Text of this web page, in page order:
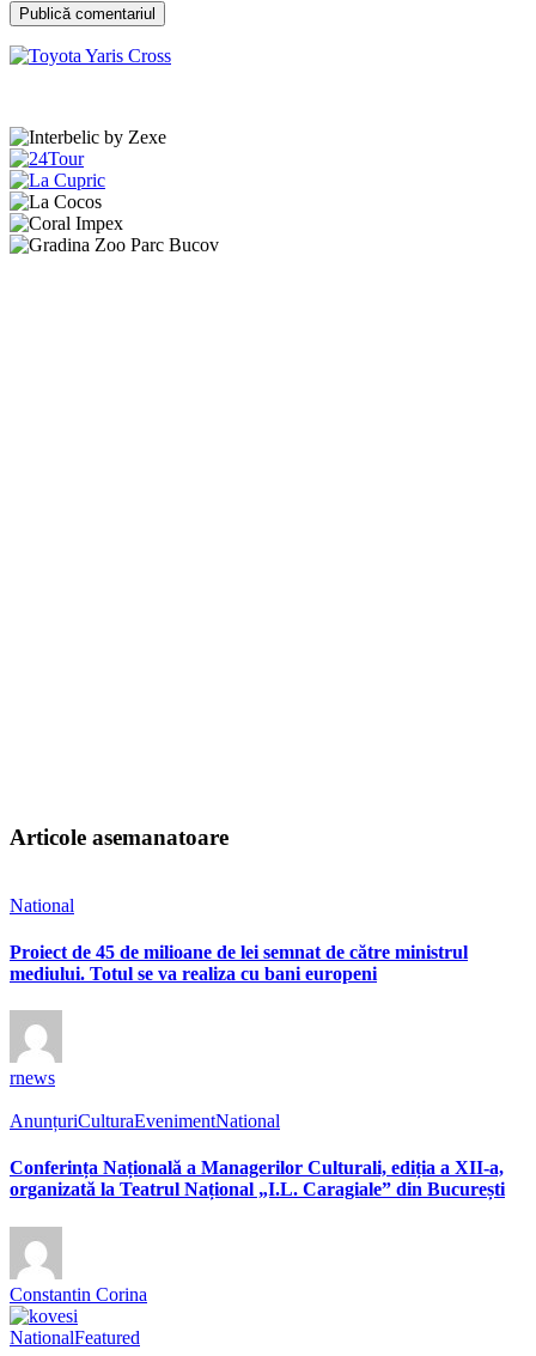
Articole asemanatoare
National
Proiect de 45 de milioane de lei semnat de către ministrul
mediului. Totul se va realiza cu bani europeni
rnews
AnunțuriCulturaEvenimentNational
Conferința Națională a Managerilor Culturali, ediția a XII-a,
organizată la Teatrul Național „I.L. Caragiale” din București
Constantin Corina
NationalFeatured